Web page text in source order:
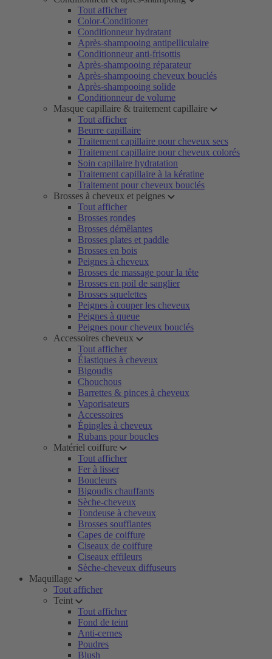
Tout afficher
Color-Conditioner
Conditionneur hydratant
Après-shampooing antipelliculaire
Conditionneur anti-frisottis
Après-shampooing réparateur
Après-shampooing cheveux bouclés
Après-shampooing solide
Conditionneur de volume
Masque capillaire & traitement capillaire
Tout afficher
Beurre capillaire
Traitement capillaire pour cheveux secs
Traitement capillaire pour cheveux colorés
Soin capillaire hydratation
Traitement capillaire à la kératine
Traitement pour cheveux bouclés
Brosses à cheveux et peignes
Tout afficher
Brosses rondes
Brosses démêlantes
Brosses plates et paddle
Brosses en bois
Peignes à cheveux
Brosses de massage pour la tête
Brosses en poil de sanglier
Brosses squelettes
Peignes à couper les cheveux
Peignes à queue
Peignes pour cheveux bouclés
Accessoires cheveux
Tout afficher
Élastiques à cheveux
Bigoudis
Chouchous
Barrettes & pinces à cheveux
Vaporisateurs
Accessoires
Épingles à cheveux
Rubans pour boucles
Matériel coiffure
Tout afficher
Fer à lisser
Boucleurs
Bigoudis chauffants
Sèche-cheveux
Tondeuse à cheveux
Brosses soufflantes
Capes de coiffure
Ciseaux de coiffure
Ciseaux effileurs
Sèche-cheveux diffuseurs
Maquillage
Tout afficher
Teint
Tout afficher
Fond de teint
Anti-cernes
Poudres
Blush